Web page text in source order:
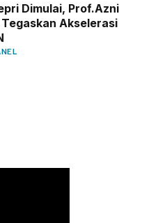
Dimulai, Prof.Azni
Akselerasi